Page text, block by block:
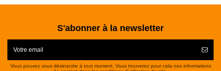
S'abonner à la newsletter
Vous pouvez vous désinscrire à tout moment. Vous trouverez pour cela nos informations